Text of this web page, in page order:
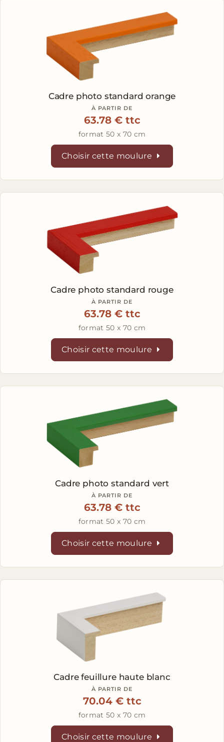
Cadre photo standard orange
À PARTIR DE
63.78 € ttc
format 50 x 70 cm
Choisir cette moulure
Cadre photo standard rouge
À PARTIR DE
63.78 € ttc
format 50 x 70 cm
Choisir cette moulure
Cadre photo standard vert
À PARTIR DE
63.78 € ttc
format 50 x 70 cm
Choisir cette moulure
Cadre feuillure haute blanc
À PARTIR DE
70.04 € ttc
format 50 x 70 cm
Choisir cette moulure